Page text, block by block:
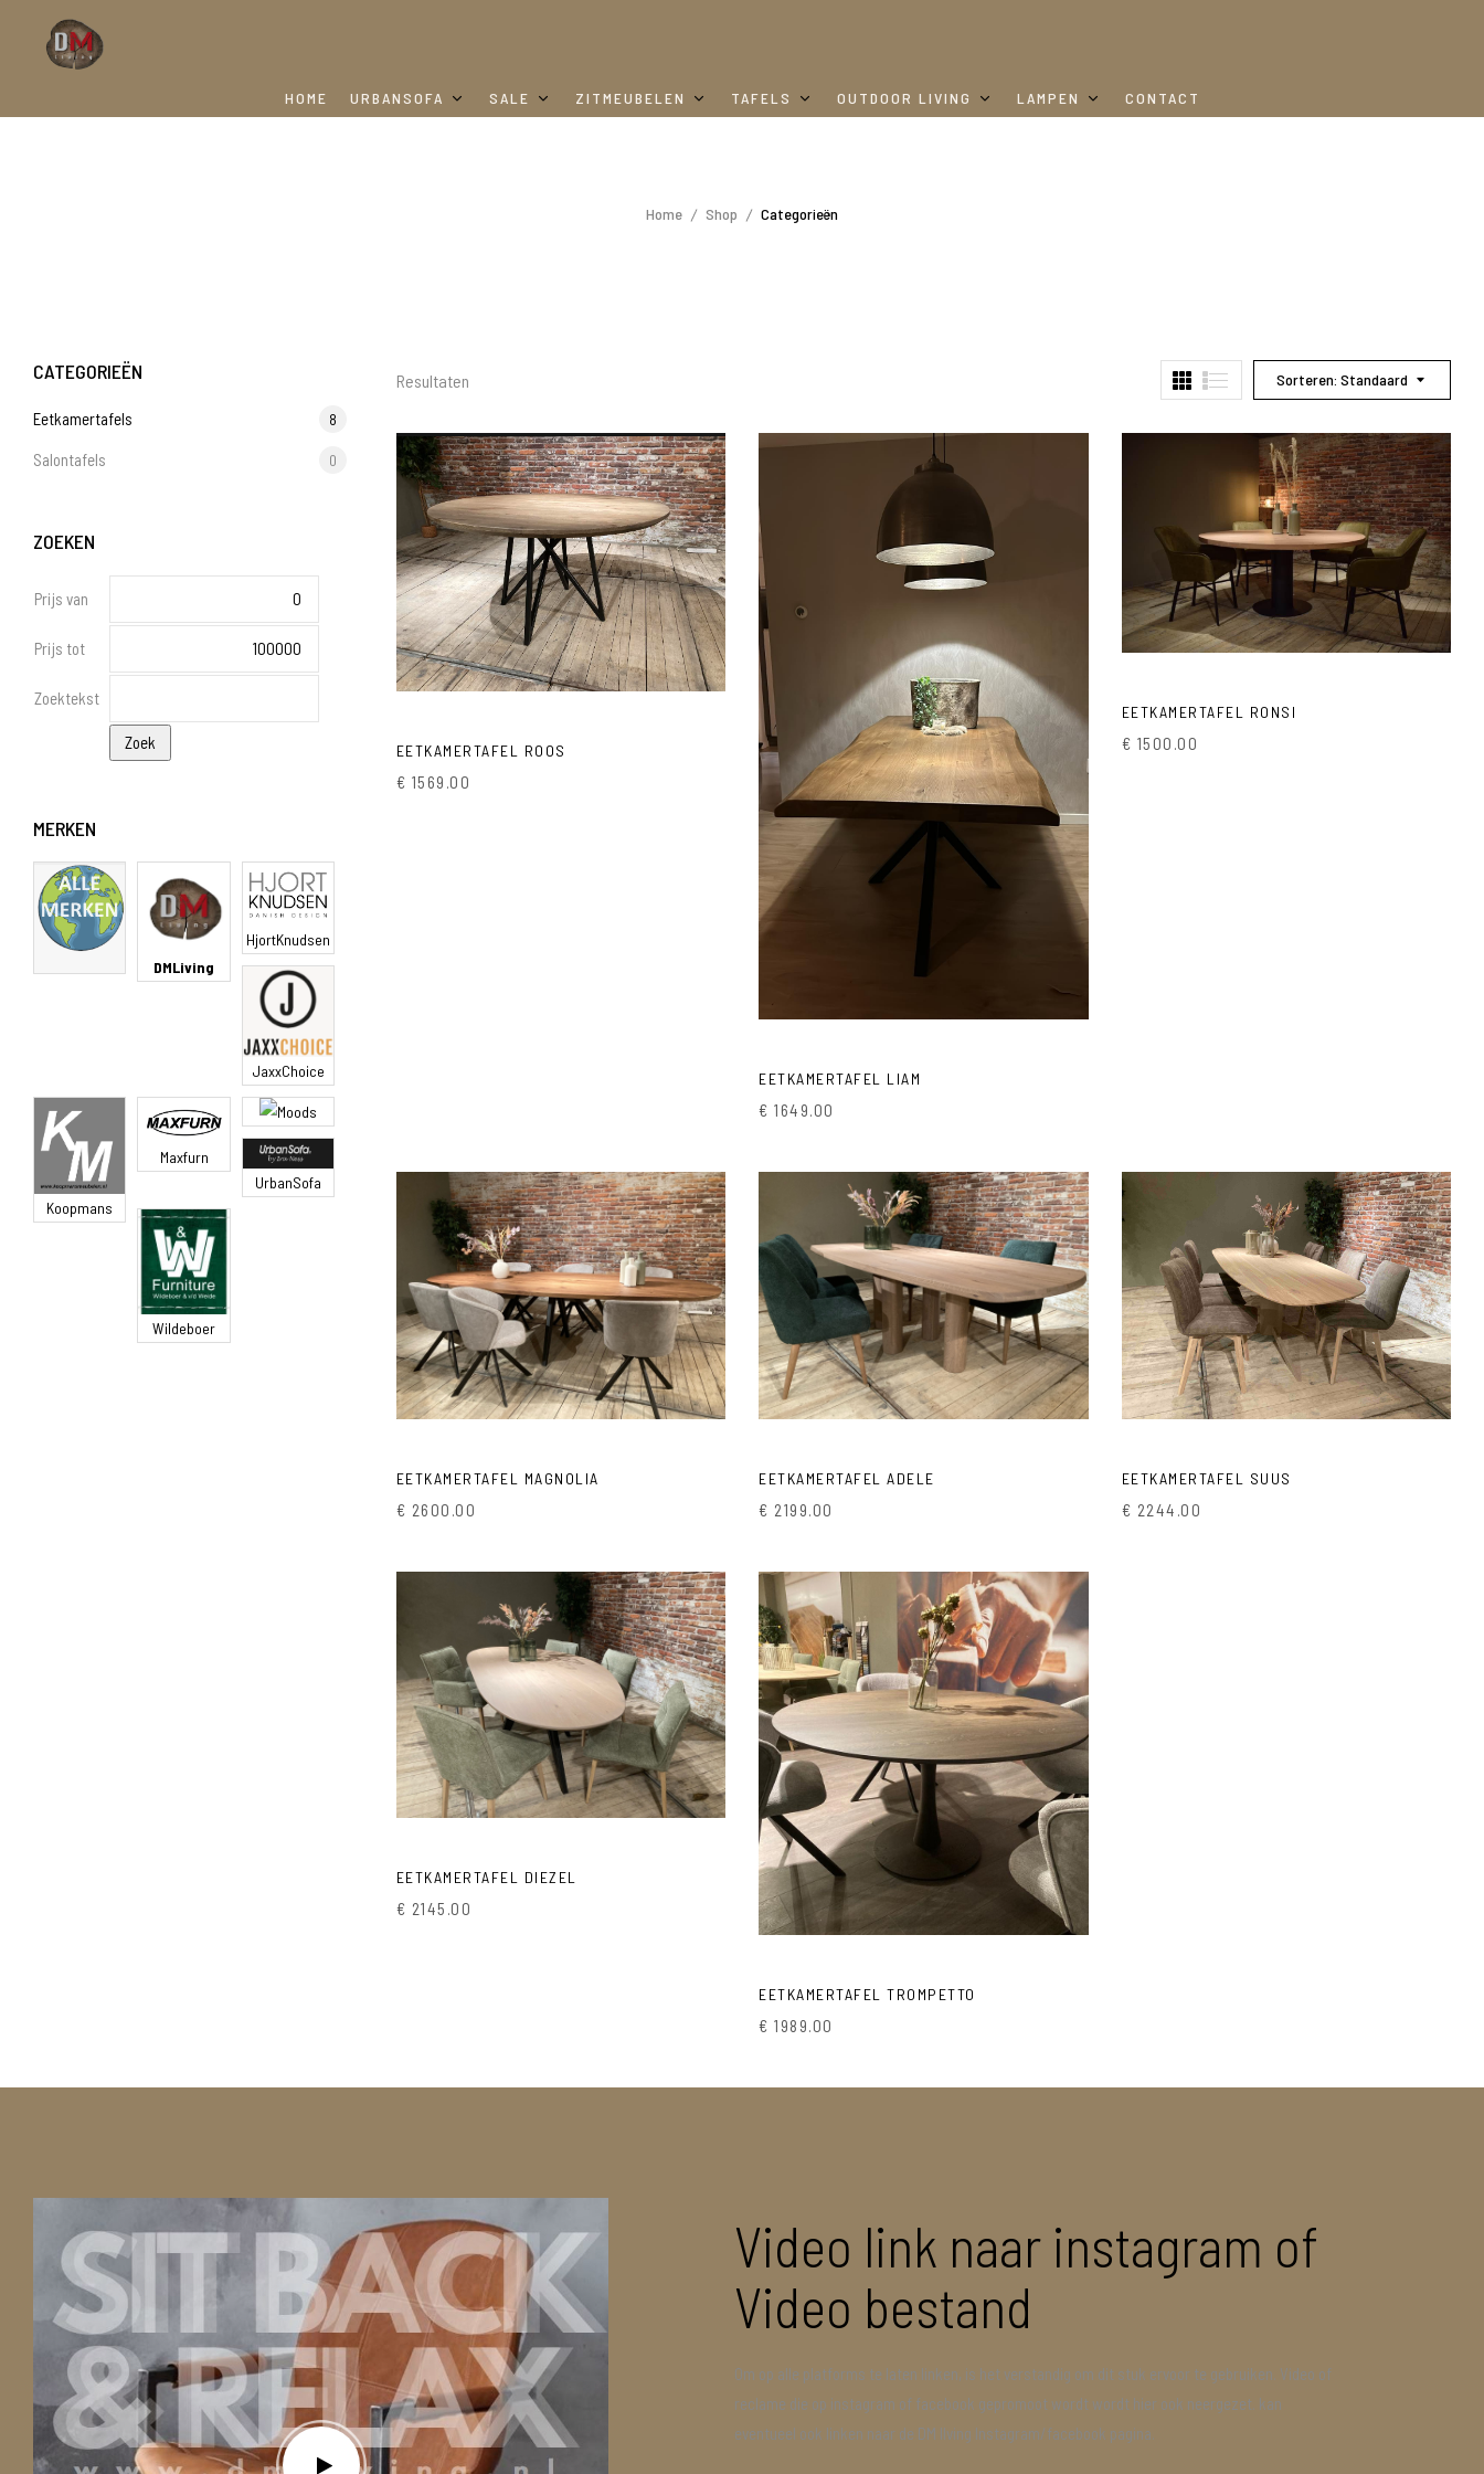
HOME URBANSOFA SALE ZITMEUBELEN TAFELS OUTDOOR LIVING LAMPEN CONTACT
Home Shop Categorieën
CATEGORIEËN
Eetkamertafels 8
Salontafels 0
ZOEKEN
Prijs van
Prijs tot
Zoektekst
MERKEN
DMLiving
HjortKnudsen
JaxxChoice
Koopmans
Maxfurn
Moods
UrbanSofa
Wildeboer
Resultaten Sorteren: Standaard
DM Living
EETKAMERTAFEL ROOS
€ 1569.00
EETKAMERTAFEL LIAM
€ 1649.00
DM Living
EETKAMERTAFEL RONSI
€ 1500.00
DM Living
EETKAMERTAFEL MAGNOLIA
€ 2600.00
DM Living
EETKAMERTAFEL ADELE
€ 2199.00
DM Living
EETKAMERTAFEL SUUS
€ 2244.00
DM Living
EETKAMERTAFEL DIEZEL
€ 2145.00
DM Living
EETKAMERTAFEL TROMPETTO
€ 1989.00
Video link naar instagram of
Video bestand
Om op alle platforms te laten linken, is het verstandig om dit stuk ervoor te gebruiken. Video of
reclame die op instagram of facebook gepromoot wordt wordt hier ook neergezet. kan
eventueel ook linken naar de DM lIving Instagram/facebook pagina.